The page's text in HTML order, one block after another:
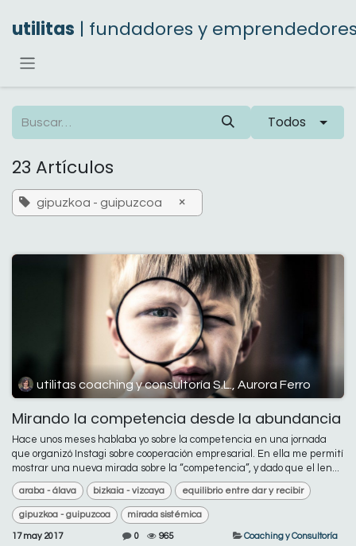
utilitas | fundadores y
Todos
23 Artículos
gipuzkoa - guipuzcoa ×
utilitas coaching y consultoría S.L., Aurora Ferro
Mirando la competencia desde la abundancia
Hace unos meses hablaba yo sobre la competencia en una jornada
que organizó Instagi sobre cooperación empresarial. En ella me permití
mostrar una nueva mirada sobre la “competencia”, y dado que el len...
araba - álava bizkaia - vizcaya equilibrio entre dar y recibir
gipuzkoa - guipuzcoa mirada sistémica
17 may 2017 0 965 Coaching y Consultoría